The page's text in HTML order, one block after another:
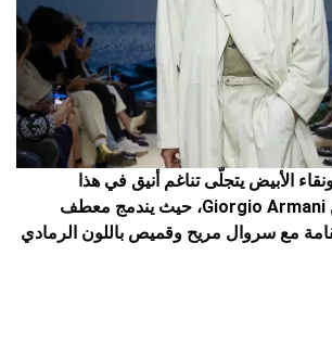
الأبيض يتجلّى تناغم أنيق في هذا
الأسلوب المبتكر من Giorgio Armani، حيث يندمج معطف
مع سروال مريح وقميص باللون الرمادي